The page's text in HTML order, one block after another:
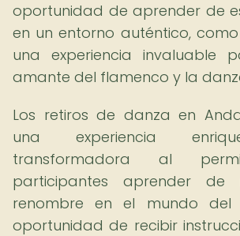
oportunidad de aprender de
en un entorno auténtico,
una experiencia invaluable
amante del flamenco y la
Los retiros de danza en
una experiencia
transformadora al
participantes aprender de
renombre en el mundo del
oportunidad de recibir